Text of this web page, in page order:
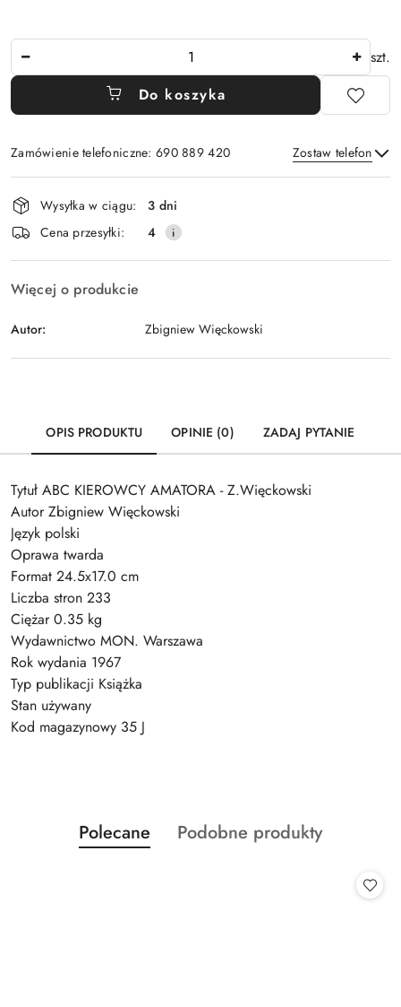
szt.
Do koszyka
Zamówienie telefoniczne: 690 889 420 Zostaw telefon
Wyślij
Dostępność
i
dostawa
Wysyłka w ciągu:
3 dni
Cena przesyłki:
4
Więcej o produkcie
Autor: Zbigniew Więckowski
OPIS PRODUKTU OPINIE (0) ZADAJ PYTANIE
Tytuł ABC KIEROWCY AMATORA - Z.Więckowski
Autor Zbigniew Więckowski
Język polski
Oprawa twarda
Format 24.5x17.0 cm
Liczba stron 233
Ciężar 0.35 kg
Wydawnictwo MON. Warszawa
Rok wydania 1967
Typ publikacji Książka
Stan używany
Kod magazynowy 35 J
Pomiń karuzelę produktów
Produkty
o
Polecane
Produkty
Podobne produkty